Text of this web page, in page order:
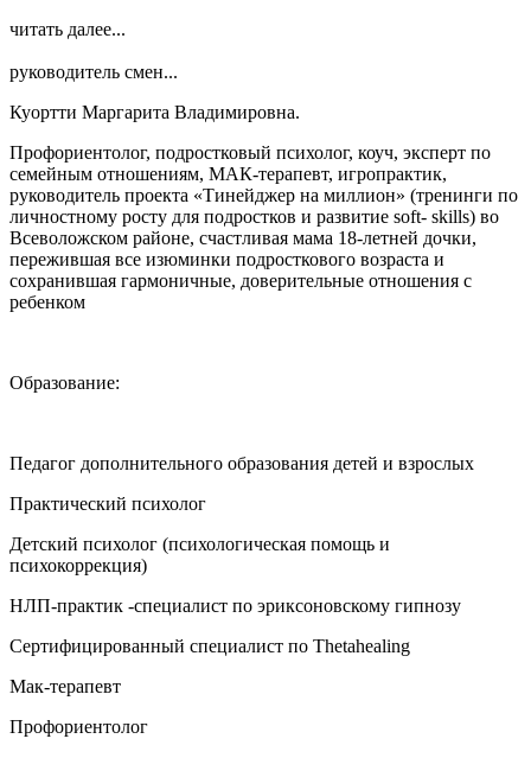
читать далее...
руководитель смен...
Куортти Маргарита Владимировна.
Профориентолог, подростковый психолог, коуч, эксперт по
семейным отношениям, МАК-терапевт, игропрактик,
руководитель проекта «Тинейджер на миллион» (тренинги по
личностному росту для подростков и развитие soft- skills) во
Всеволожском районе, счастливая мама 18-летней дочки,
пережившая все изюминки подросткового возраста и
сохранившая гармоничные, доверительные отношения с
ребенком
Образование:
Педагог дополнительного образования детей и взрослых
Практический психолог
Детский психолог (психологическая помощь и
психокоррекция)
НЛП-практик ‌-специалист по эриксоновскому гипнозу‌
Сертифицированный специалист по Thetahealing‌
Мак-терапевт
Профориентолог